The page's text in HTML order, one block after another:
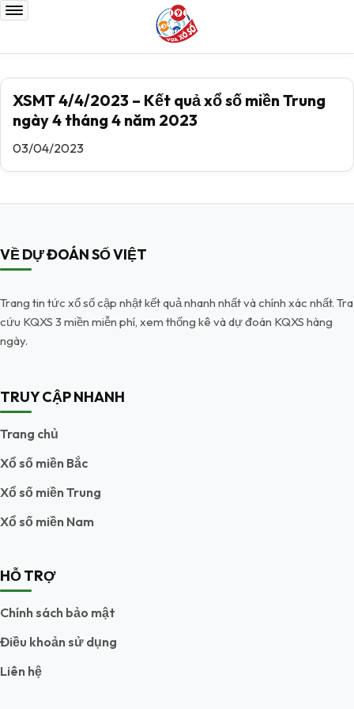
XSMT 4/4/2023 – Kết quả xổ số miền Trung
ngày 4 tháng 4 năm 2023
03/04/2023
VỀ DỰ ĐOÁN SỐ VIỆT
Trang tin tức xổ số cập nhật kết quả nhanh nhất và chính xác nhất. Tra
cứu KQXS 3 miền miễn phí, xem thống kê và dự đoán KQXS hàng
ngày.
TRUY CẬP NHANH
Trang chủ
Xổ số miền Bắc
Xổ số miền Trung
Xổ số miền Nam
HỖ TRỢ
Chính sách bảo mật
Điều khoản sử dụng
Liên hệ